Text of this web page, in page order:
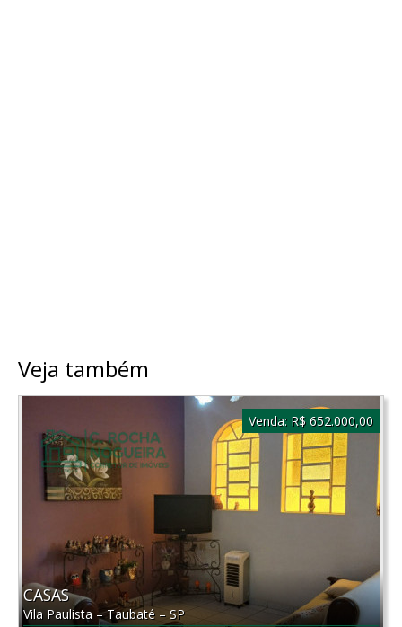
Veja também
CASAS
Vila Paulista –Taubaté – SP
Venda: R$ 652.000,00